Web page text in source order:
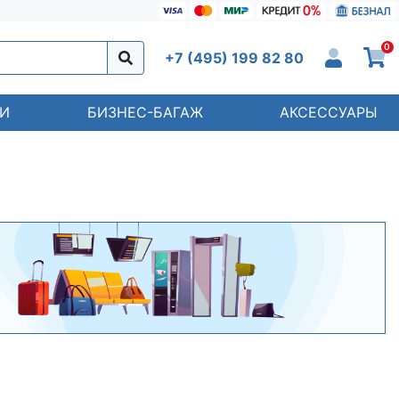
+7 (495) 199 82 80
0
БИЗНЕС-БАГАЖ АКСЕССУАРЫ